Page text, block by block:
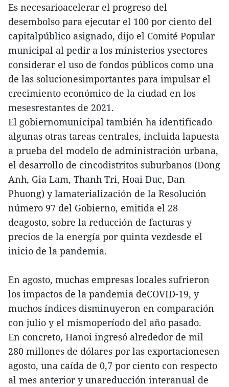
Es necesarioacelerar el progreso del
desembolso para ejecutar el 100 por ciento del
capitalpúblico asignado, dijo el Comité Popular
municipal al pedir a los ministerios ysectores
considerar el uso de fondos públicos como una
de las solucionesimportantes para impulsar el
crecimiento económico de la ciudad en los
mesesrestantes de 2021.
El gobiernomunicipal también ha identificado
algunas otras tareas centrales, incluida lapuesta
a prueba del modelo de administración urbana,
el desarrollo de cincodistritos suburbanos (Dong
Anh, Gia Lam, Thanh Tri, Hoai Duc, Dan
Phuong) y lamaterialización de la Resolución
número 97 del Gobierno, emitida el 28
deagosto, sobre la reducción de facturas y
precios de la energía por quinta vezdesde el
inicio de la pandemia.
En agosto, muchas empresas locales sufrieron
los impactos de la pandemia deCOVID-19, y
muchos índices disminuyeron en comparación
con julio y el mismoperíodo del año pasado.
En concreto, Hanoi ingresó alrededor de mil
280 millones de dólares por las exportacionesen
agosto, una caída de 0,7 por ciento con respecto
al mes anterior y unareducción interanual de